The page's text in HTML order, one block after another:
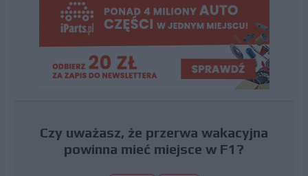
Czy uważasz, że przerwa wakacyjna
powinna mieć miejsce w F1?